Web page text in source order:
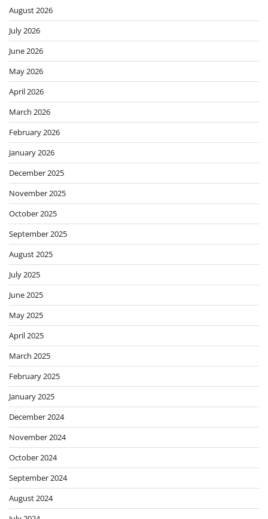
August 2026
July 2026
June 2026
May 2026
April 2026
March 2026
February 2026
January 2026
December 2025
November 2025
October 2025
September 2025
August 2025
July 2025
June 2025
May 2025
April 2025
March 2025
February 2025
January 2025
December 2024
November 2024
October 2024
September 2024
August 2024